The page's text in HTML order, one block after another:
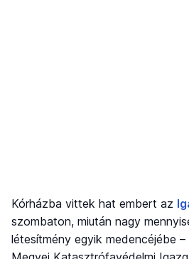
Kórházba vittek hat embert az
szombaton, miután nagy
létesítmény egyik medencéjébe